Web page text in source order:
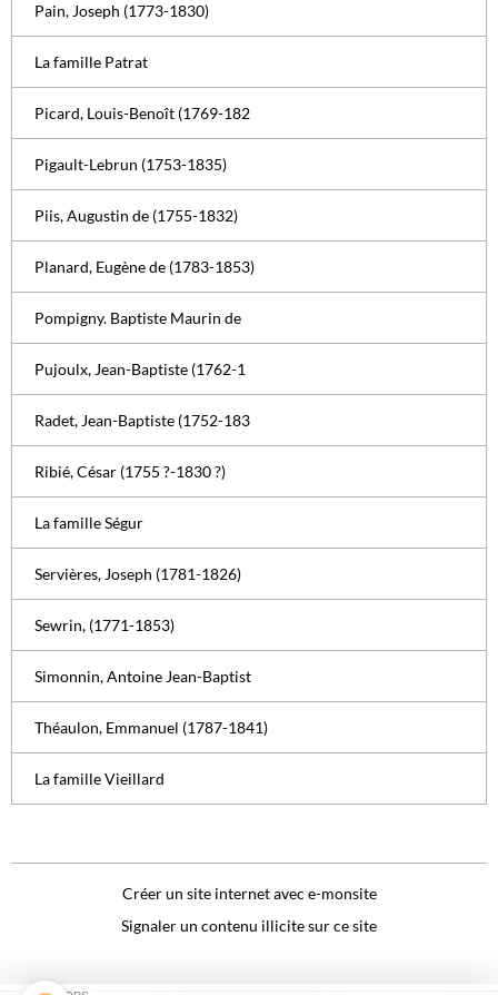
Pain, Joseph (1773-1830)
La famille Patrat
Picard, Louis-Benoît (1769-182
Pigault-Lebrun (1753-1835)
Piis, Augustin de (1755-1832)
Planard, Eugène de (1783-1853)
Pompigny. Baptiste Maurin de
Pujoulx, Jean-Baptiste (1762-1
Radet, Jean-Baptiste (1752-183
Ribié, César (1755 ?-1830 ?)
La famille Ségur
Servières, Joseph (1781-1826)
Sewrin, (1771-1853)
Simonnin, Antoine Jean-Baptist
Théaulon, Emmanuel (1787-1841)
La famille Vieillard
Créer un site internet avec e-monsite
Signaler un contenu illicite sur ce site